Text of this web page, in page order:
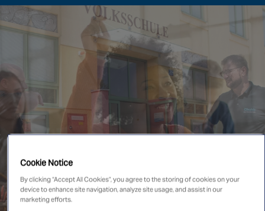
New Zealand
Singapore
EUROPE
Austria
Belgium
France
Germany
Ireland
Netherlands
United Kingdom
Cookie Notice
By clicking “Accept All Cookies”, you agree to the storing of cookies on your
device to enhance site navigation, analyze site usage, and assist in our
marketing efforts.